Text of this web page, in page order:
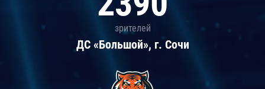
зрителей
ДС «Большой», г. Сочи